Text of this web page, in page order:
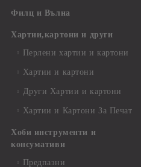
Филц и Вълна
Хартии,картони и други
Перлени хартии и картони
Хартии и картони
Други Хартии и картони
Хартии и Картони За Печат
Хоби инструменти и
консумативи
Предпазни